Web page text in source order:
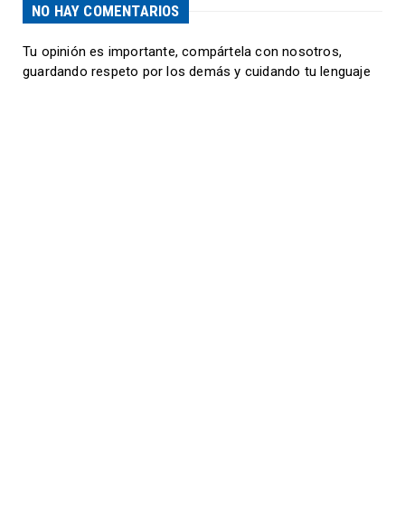
NO HAY COMENTARIOS
Tu opinión es importante, compártela con nosotros,
guardando respeto por los demás y cuidando tu lenguaje